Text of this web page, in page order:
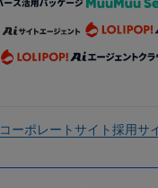
コーポレートサイト採用サ